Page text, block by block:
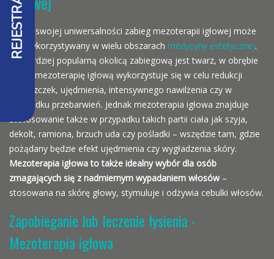
Dzięki swojej uniwersalności zabieg mezoterapii igłowej może
być wykorzystywany w wielu obszarach medycyny estetycznej.
Najbardziej popularną okolicą zabiegową jest twarz, w obrębie
której mezoterapię igłową wykorzystuje się w celu redukcji
zmarszczek, ujędrnienia, intensywnego nawilżenia czy w
przypadku przebarwień. Jednak mezoterapia igłowa znajduje
zastosowanie także w przypadku takich partii ciała jak szyja,
dekolt, ramiona, brzuch uda czy pośladki – wszędzie tam, gdzie
pożądany będzie efekt ujędrnienia czy wygładzenia skóry.
Mezoterapia igłowa to także idealny wybór dla osób
zmagających się z nadmiernym wypadaniem włosów –
stosowana na skórę głowy, stymuluje i odżywia cebulki włosów.
Zapobieganie lub leczenie łysienia -
Mezoterapia igłowa